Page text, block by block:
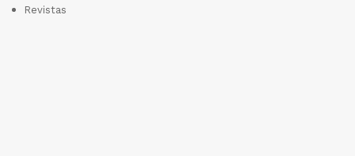
Revistas